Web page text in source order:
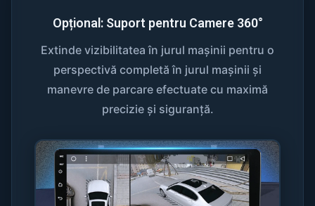
Opțional: Suport pentru Camere 360°
Extinde vizibilitatea în jurul mașinii pentru o
perspectivă completă în jurul mașinii și
manevre de parcare efectuate cu maximă
precizie și siguranță.